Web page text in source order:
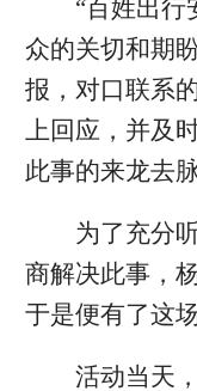
“百姓出行
众的关切和期
报，对口联系
上回应，并及
此事的来龙去脉
为了充分
商解决此事，
于是便有了这
活动当天